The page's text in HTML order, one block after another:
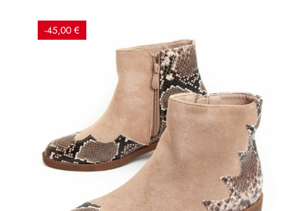
-45,00 €